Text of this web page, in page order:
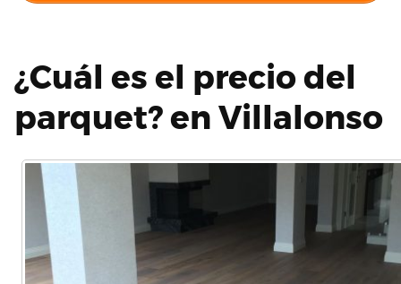
¿Cuál es el precio del
parquet? en Villalonso